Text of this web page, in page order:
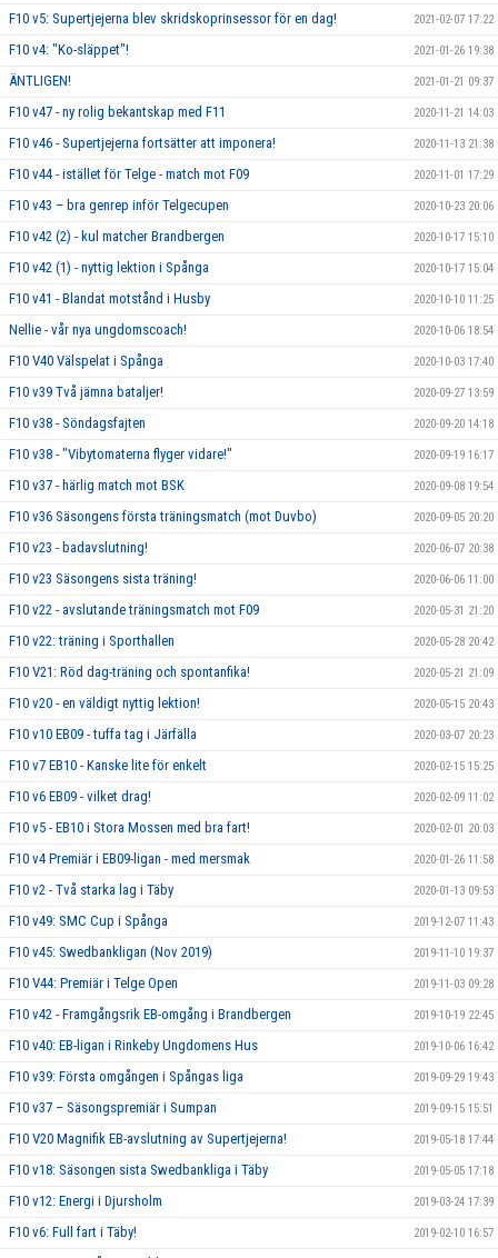
F10 v5: Supertjejerna blev skridskoprinsessor för en dag! 2021-02-07 17:22
F10 v4: "Ko-släppet"! 2021-01-26 19:38
ÄNTLIGEN! 2021-01-21 09:37
F10 v47 - ny rolig bekantskap med F11 2020-11-21 14:03
F10 v46 - Supertjejerna fortsätter att imponera! 2020-11-13 21:38
F10 v44 - istället för Telge - match mot F09 2020-11-01 17:29
F10 v43 – bra genrep inför Telgecupen 2020-10-23 20:06
F10 v42 (2) - kul matcher Brandbergen 2020-10-17 15:10
F10 v42 (1) - nyttig lektion i Spånga 2020-10-17 15:04
F10 v41 - Blandat motstånd i Husby 2020-10-10 11:25
Nellie - vår nya ungdomscoach! 2020-10-06 18:54
F10 V40 Välspelat i Spånga 2020-10-03 17:40
F10 v39 Två jämna bataljer! 2020-09-27 13:59
F10 v38 - Söndagsfajten 2020-09-20 14:18
F10 v38 - "Vibytomaterna flyger vidare!" 2020-09-19 16:17
F10 v37 - härlig match mot BSK 2020-09-08 19:54
F10 v36 Säsongens första träningsmatch (mot Duvbo) 2020-09-05 20:20
F10 v23 - badavslutning! 2020-06-07 20:38
F10 v23 Säsongens sista träning! 2020-06-06 11:00
F10 v22 - avslutande träningsmatch mot F09 2020-05-31 21:20
F10 v22: träning i Sporthallen 2020-05-28 20:42
F10 V21: Röd dag-träning och spontanfika! 2020-05-21 21:09
F10 v20 - en väldigt nyttig lektion! 2020-05-15 20:43
F10 v10 EB09 - tuffa tag i Järfälla 2020-03-07 20:23
F10 v7 EB10 - Kanske lite för enkelt 2020-02-15 15:25
F10 v6 EB09 - vilket drag! 2020-02-09 11:02
F10 v5 - EB10 i Stora Mossen med bra fart! 2020-02-01 20:03
F10 v4 Premiär i EB09-ligan - med mersmak 2020-01-26 11:58
F10 v2 - Två starka lag i Täby 2020-01-13 09:53
F10 v49: SMC Cup i Spånga 2019-12-07 11:43
F10 v45: Swedbankligan (Nov 2019) 2019-11-10 19:37
F10 V44: Premiär i Telge Open 2019-11-03 09:28
F10 v42 - Framgångsrik EB-omgång i Brandbergen 2019-10-19 22:45
F10 v40: EB-ligan i Rinkeby Ungdomens Hus 2019-10-06 16:42
F10 v39: Första omgången i Spångas liga 2019-09-29 19:43
F10 v37 – Säsongspremiär i Sumpan 2019-09-15 15:51
F10 V20 Magnifik EB-avslutning av Supertjejerna! 2019-05-18 17:44
F10 v18: Säsongen sista Swedbankliga i Täby 2019-05-05 17:18
F10 v12: Energi i Djursholm 2019-03-24 17:39
F10 v6: Full fart i Täby! 2019-02-10 16:57